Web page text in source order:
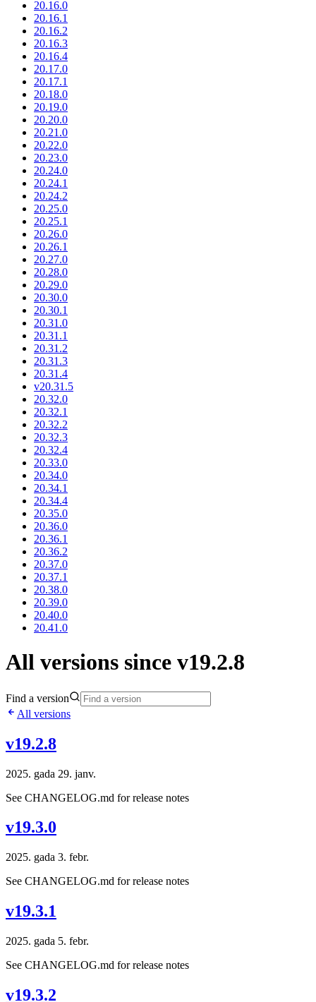
20.16.0
20.16.1
20.16.2
20.16.3
20.16.4
20.17.0
20.17.1
20.18.0
20.19.0
20.20.0
20.21.0
20.22.0
20.23.0
20.24.0
20.24.1
20.24.2
20.25.0
20.25.1
20.26.0
20.26.1
20.27.0
20.28.0
20.29.0
20.30.0
20.30.1
20.31.0
20.31.1
20.31.2
20.31.3
20.31.4
v20.31.5
20.32.0
20.32.1
20.32.2
20.32.3
20.32.4
20.33.0
20.34.0
20.34.1
20.34.4
20.35.0
20.36.0
20.36.1
20.36.2
20.37.0
20.37.1
20.38.0
20.39.0
20.40.0
20.41.0
All versions since v19.2.8
Find a version
All versions
v19.2.8
2025. gada 29. janv.
See CHANGELOG.md for release notes
v19.3.0
2025. gada 3. febr.
See CHANGELOG.md for release notes
v19.3.1
2025. gada 5. febr.
See CHANGELOG.md for release notes
v19.3.2